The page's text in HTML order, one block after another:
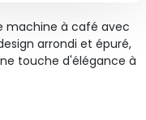
machine à café avec
arrondi et épuré,
touche d'élégance à